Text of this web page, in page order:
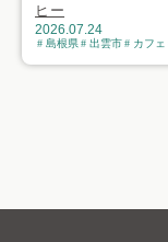
ヒー
2026.07.24
島根県 出雲市 カフェ